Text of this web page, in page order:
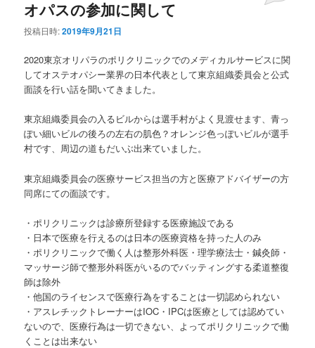
オパスの参加に関して
投稿日時:2019年9月21日
2020東京オリパラのポリクリニックでのメディカルサービスに関
してオステオパシー業界の日本代表として東京組織委員会と公式
面談を行い話を聞いてきました。
東京組織委員会の入るビルからは選手村がよく見渡せます、青っ
ぽい細いビルの後ろの左右の肌色？オレンジ色っぽいビルが選手
村です、周辺の道もだいぶ出来ていました。
東京組織委員会の医療サービス担当の方と医療アドバイザーの方
同席にての面談です。
・ポリクリニックは診療所登録する医療施設である
・日本で医療を行えるのは日本の医療資格を持った人のみ
・ポリクリニックで働く人は整形外科医・理学療法士・鍼灸師・
マッサージ師で整形外科医がいるのでバッティングする柔道整復
師は除外
・他国のライセンスで医療行為をすることは一切認められない
・アスレチックトレーナーはIOC・IPCは医療としては認めてい
ないので、医療行為は一切できない、よってポリクリニックで働
くことは出来ない